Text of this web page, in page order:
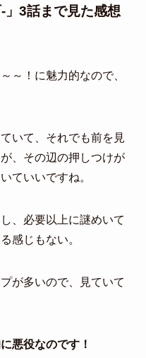
」3話まで見た感想
～！に魅力的なので、
いて、それでも前を見
、その辺の押しつけが
ていいですね。
、必要以上に謎めいて
感じもない。
が多いので、見ていて
悪役なのです！